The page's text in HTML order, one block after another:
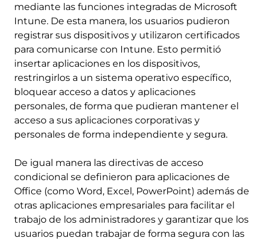
mediante las funciones integradas de Microsoft
Intune. De esta manera, los usuarios pudieron
registrar sus dispositivos y utilizaron certificados
para comunicarse con Intune. Esto permitió
insertar aplicaciones en los dispositivos,
restringirlos a un sistema operativo específico,
bloquear acceso a datos y aplicaciones
personales, de forma que pudieran mantener el
acceso a sus aplicaciones corporativas y
personales de forma independiente y segura.
De igual manera las directivas de acceso
condicional se definieron para aplicaciones de
Office (como Word, Excel, PowerPoint) además de
otras aplicaciones empresariales para facilitar el
trabajo de los administradores y garantizar que los
usuarios puedan trabajar de forma segura con las